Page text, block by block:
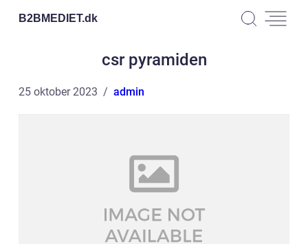
B2BMEDIET.dk
csr pyramiden
25 oktober 2023 admin